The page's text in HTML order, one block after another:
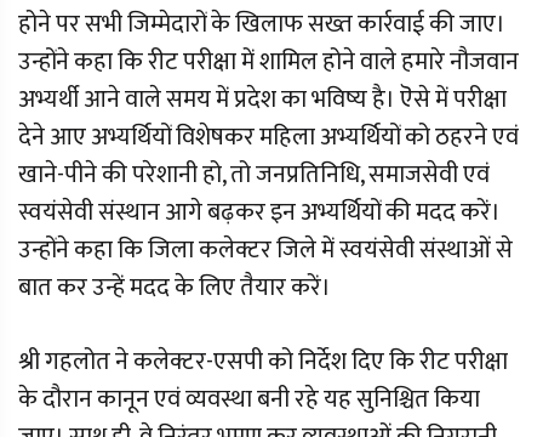
होने पर सभी जिम्मेदारों के खिलाफ सख्त कार्रवाई की जाए।
उन्होंने कहा कि रीट परीक्षा में शामिल होने वाले हमारे नौजवान
अभ्यर्थी आने वाले समय में प्रदेश का भविष्य है। ऎसे में परीक्षा
देने आए अभ्यर्थियों विशेषकर महिला अभ्यर्थियों को ठहरने एवं
खाने-पीने की परेशानी हो, तो जनप्रतिनिधि, समाजसेवी एवं
स्वयंसेवी संस्थान आगे बढ़कर इन अभ्यर्थियों की मदद करें।
उन्होंने कहा कि जिला कलेक्टर जिले में स्वयंसेवी संस्थाओं से
बात कर उन्हें मदद के लिए तैयार करें।
श्री गहलोत ने कलेक्टर-एसपी को निर्देश दिए कि रीट परीक्षा
के दौरान कानून एवं व्यवस्था बनी रहे यह सुनिश्चित किया